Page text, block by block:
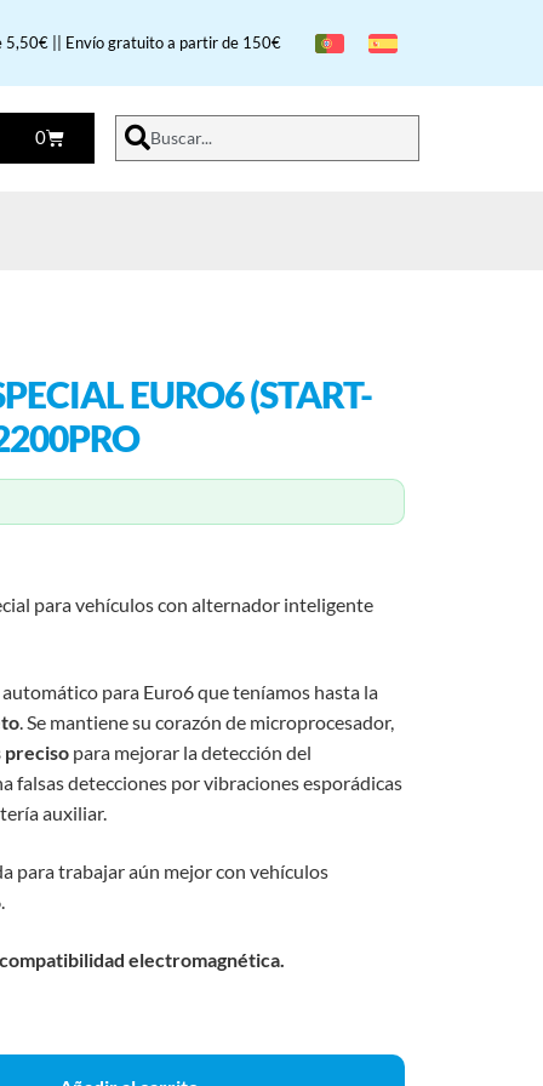
|| Envío gratuito a partir de 150€
0 Buscar...
EURO6 (START-
para vehículos con alternador inteligente
para Euro6 que teníamos hasta la
. Se mantiene su corazón de microprocesador,
preciso para mejorar la detección del
falsas detecciones por vibraciones esporádicas
auxiliar.
para trabajar aún mejor con vehículos
electromagnética.